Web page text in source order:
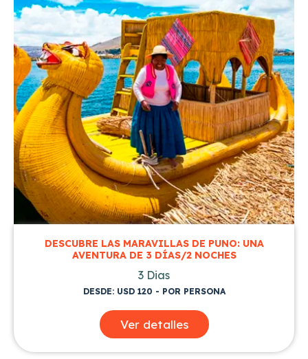
DESCUBRE LAS MARAVILLAS DE PUNO: UNA
AVENTURA DE 3 DÍAS/2 NOCHES
3 Dias
DESDE: USD 120 - POR PERSONA
Ver detalles